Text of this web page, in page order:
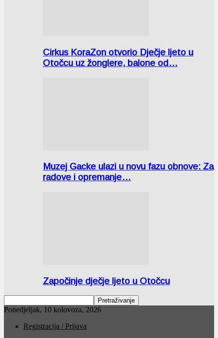
Cirkus KoraZon otvorio Dječje ljeto u
Otočcu uz žonglere, balone od…
Muzej Gacke ulazi u novu fazu obnove: Za
radove i opremanje…
Započinje dječje ljeto u Otočcu
Ponedjeljak, 10 kolovoza, 2026
Registracija / Prijava